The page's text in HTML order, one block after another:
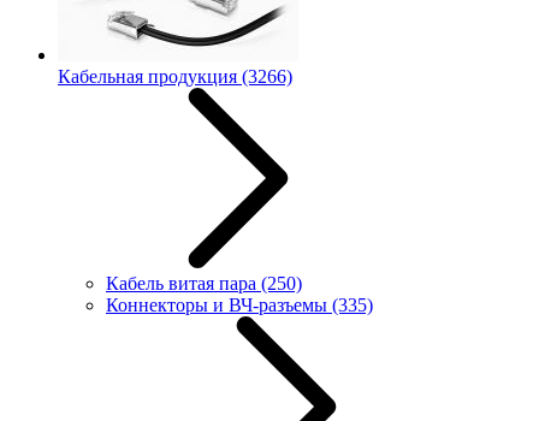
Кабельная продукция (3266)
Кабель витая пара (250)
Коннекторы и ВЧ-разъемы (335)